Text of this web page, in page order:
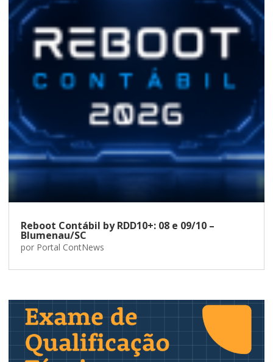
Reboot Contábil by RDD10+: 08 e 09/10 –
Blumenau/SC
por Portal ContNews